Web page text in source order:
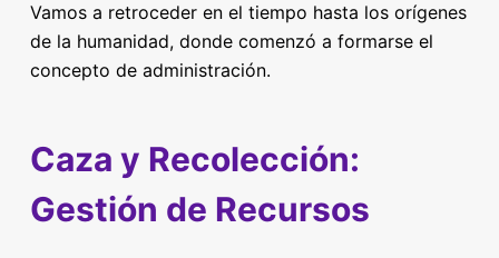
Vamos a retroceder en el tiempo hasta los orígenes
de la humanidad, donde comenzó a formarse el
concepto de administración.
Caza y Recolección:
Gestión de Recursos